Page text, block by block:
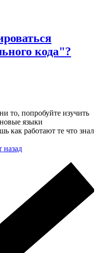
кода"?
то, попробуйте изучить
языки
как работают те что знал
назад